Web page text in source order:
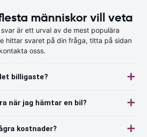
människor vill veta
är ett urval av de mest populära
hittar svaret på din fråga, titta på sidan
osss.
billigaste?
när jag hämtar en bil?
kostnader?